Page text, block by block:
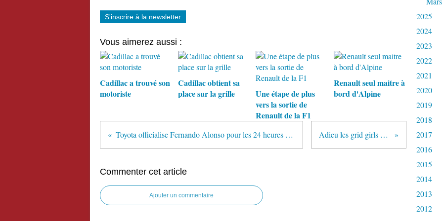
S'inscrire à la newsletter
Vous aimerez aussi :
Cadillac a trouvé son
motoriste
Cadillac obtient sa
place sur la grille
Une étape de plus
vers la sortie de
Renault de la F1
Renault seul maitre à
bord d'Alpine
Toyota officialise Fernando Alonso pour les 24 heures du Mans Adieu les grid girls en F1
Commenter cet article
Ajouter un commentaire
2025
2024
2023
2022
2021
2020
2019
2018
2017
2016
2015
2014
2013
2012